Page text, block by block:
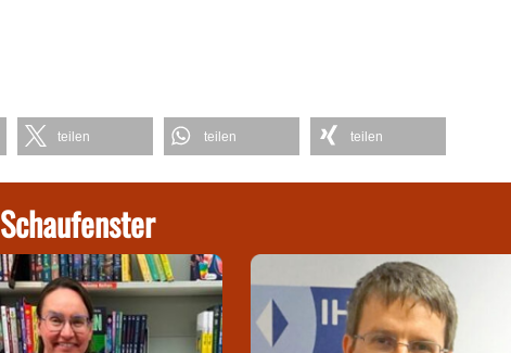
teilen teilen teilen
Schaufenster